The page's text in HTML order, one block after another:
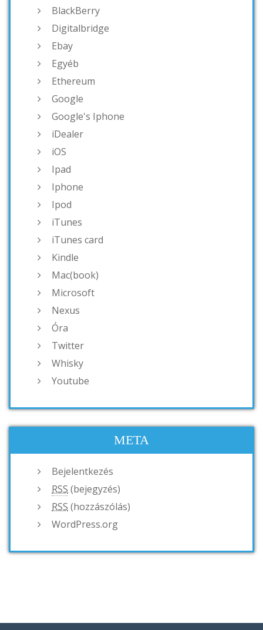
BlackBerry
Digitalbridge
Ebay
Egyéb
Ethereum
Google
Google's Iphone
iDealer
iOS
Ipad
Iphone
Ipod
iTunes
iTunes card
Kindle
Mac(book)
Microsoft
Nexus
Óra
Twitter
Whisky
Youtube
META
Bejelentkezés
RSS (bejegyzés)
RSS (hozzászólás)
WordPress.org